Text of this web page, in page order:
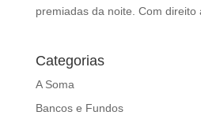
l
k
premiadas da noite. Com direito
Categorias
A Soma
Bancos e Fundos